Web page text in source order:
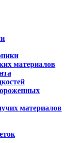
материалов
материалов